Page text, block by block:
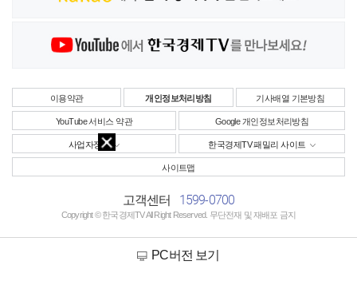
이용약관 개인정보처리방침 기사배열 기본방침
YouTube 서비스 약관 Google 개인정보처리방침
사업자정보 한국경제TV 패밀리 사이트
사이트맵
고객센터 1599-0700
Copyright © 한국경제TV All Right Reserved. 무단전재 및 재배포 금지
PC버전 보기